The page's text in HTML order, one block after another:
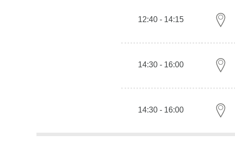
12:40 - 14:15
14:30 - 16:00
14:30 - 16:00